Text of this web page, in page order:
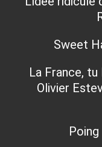
Sweet
La France,
Olivier